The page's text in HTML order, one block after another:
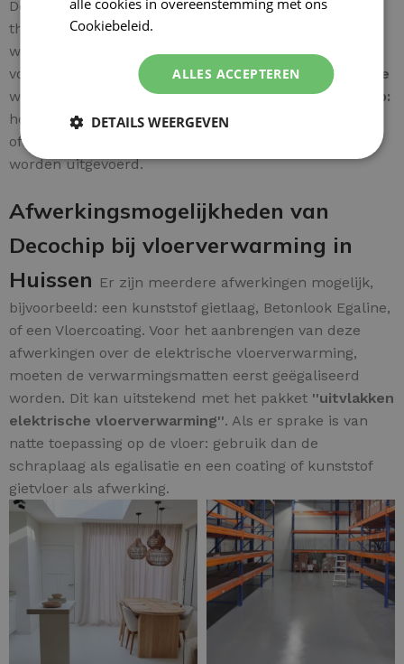
De bedrading is makkelijk te verbinden met de
thermostaat. Deaardedraad van de verwarming mat
wordt rechtstreeks verbonden met deaardingspunt
voor een correcte werking. Eenuitgebreide instructie
wordt meegeleverd voor extra gebruiksgemak.
Let op:
het aansluiten van elektrische installaties dient
officieel door een
worden uitgevoerd.
Afwerkingsmogelijkheden van
Decochip bij vloerverwarming in
Huissen Er zijn meerdere afwerkingen mogelijk,
bijvoorbeeld: een kunststof gietlaag, Betonlook Egaline,
of een Vloercoating. Voor het aanbrengen van deze
afwerkingen over de elektrische vloerverwarming,
moeten de verwarmingsmatten eerst geëgaliseerd
worden. Dit kan uitstekend met het pakket ''uitvlakken
elektrische vloerverwarming''. Als er sprake is van
natte toepassing op de vloer: gebruik dan de
schraplaag als egalisatie en een coating of kunststof
gietvloer als afwerking.
alle cookies in overeenstemming met ons
Cookiebeleid.
ALLES ACCEPTEREN
DETAILS WEERGEVEN